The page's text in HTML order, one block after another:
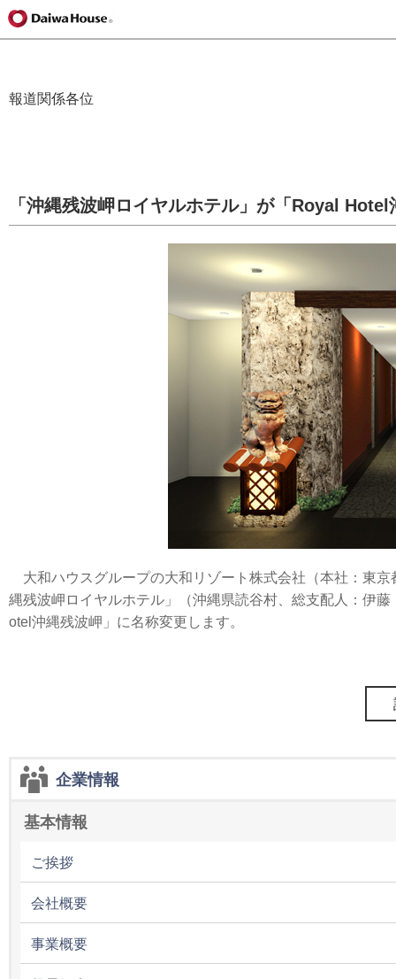
報道関係各位
「沖縄残波岬ロイヤルホテル」が「Royal
大和ハウスグループの大和リゾート株式会社（本社：東
縄残波岬ロイヤルホテル」（沖縄県読谷村、総支配人：伊
otel沖縄残波岬」に名称変更します。
企業情報
基本情報
ご挨拶
会社概要
事業概要